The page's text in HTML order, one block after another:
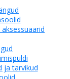
ja tarvikud